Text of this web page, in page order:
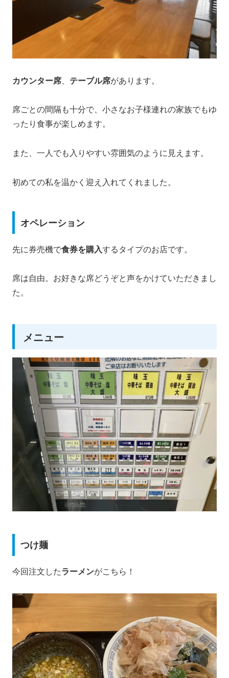
カウンター席 テーブル席があります。
席ごとの間隔も十分で、小さなお子様連れの家族でもゆ
ったり食事が楽しめます。
また、一人でも入りやすい雰囲気のように見えます。
初めての私を温かく迎え入れてくれました。
オペレーション
先に券売機で食券を購入するタイプのお店です。
席は自由。お好きな席どうぞと声をかけていただきまし
た。
メニュー
つけ麺
今回注文したラーメンがこちら！